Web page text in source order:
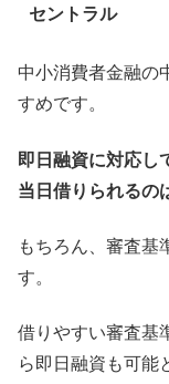
セントラル
中小消費者金融の
すめです。
即日融資に対応し
当日借りられるの
もちろん、審査基
す。
借りやすい審査基
ら即日融資も可能